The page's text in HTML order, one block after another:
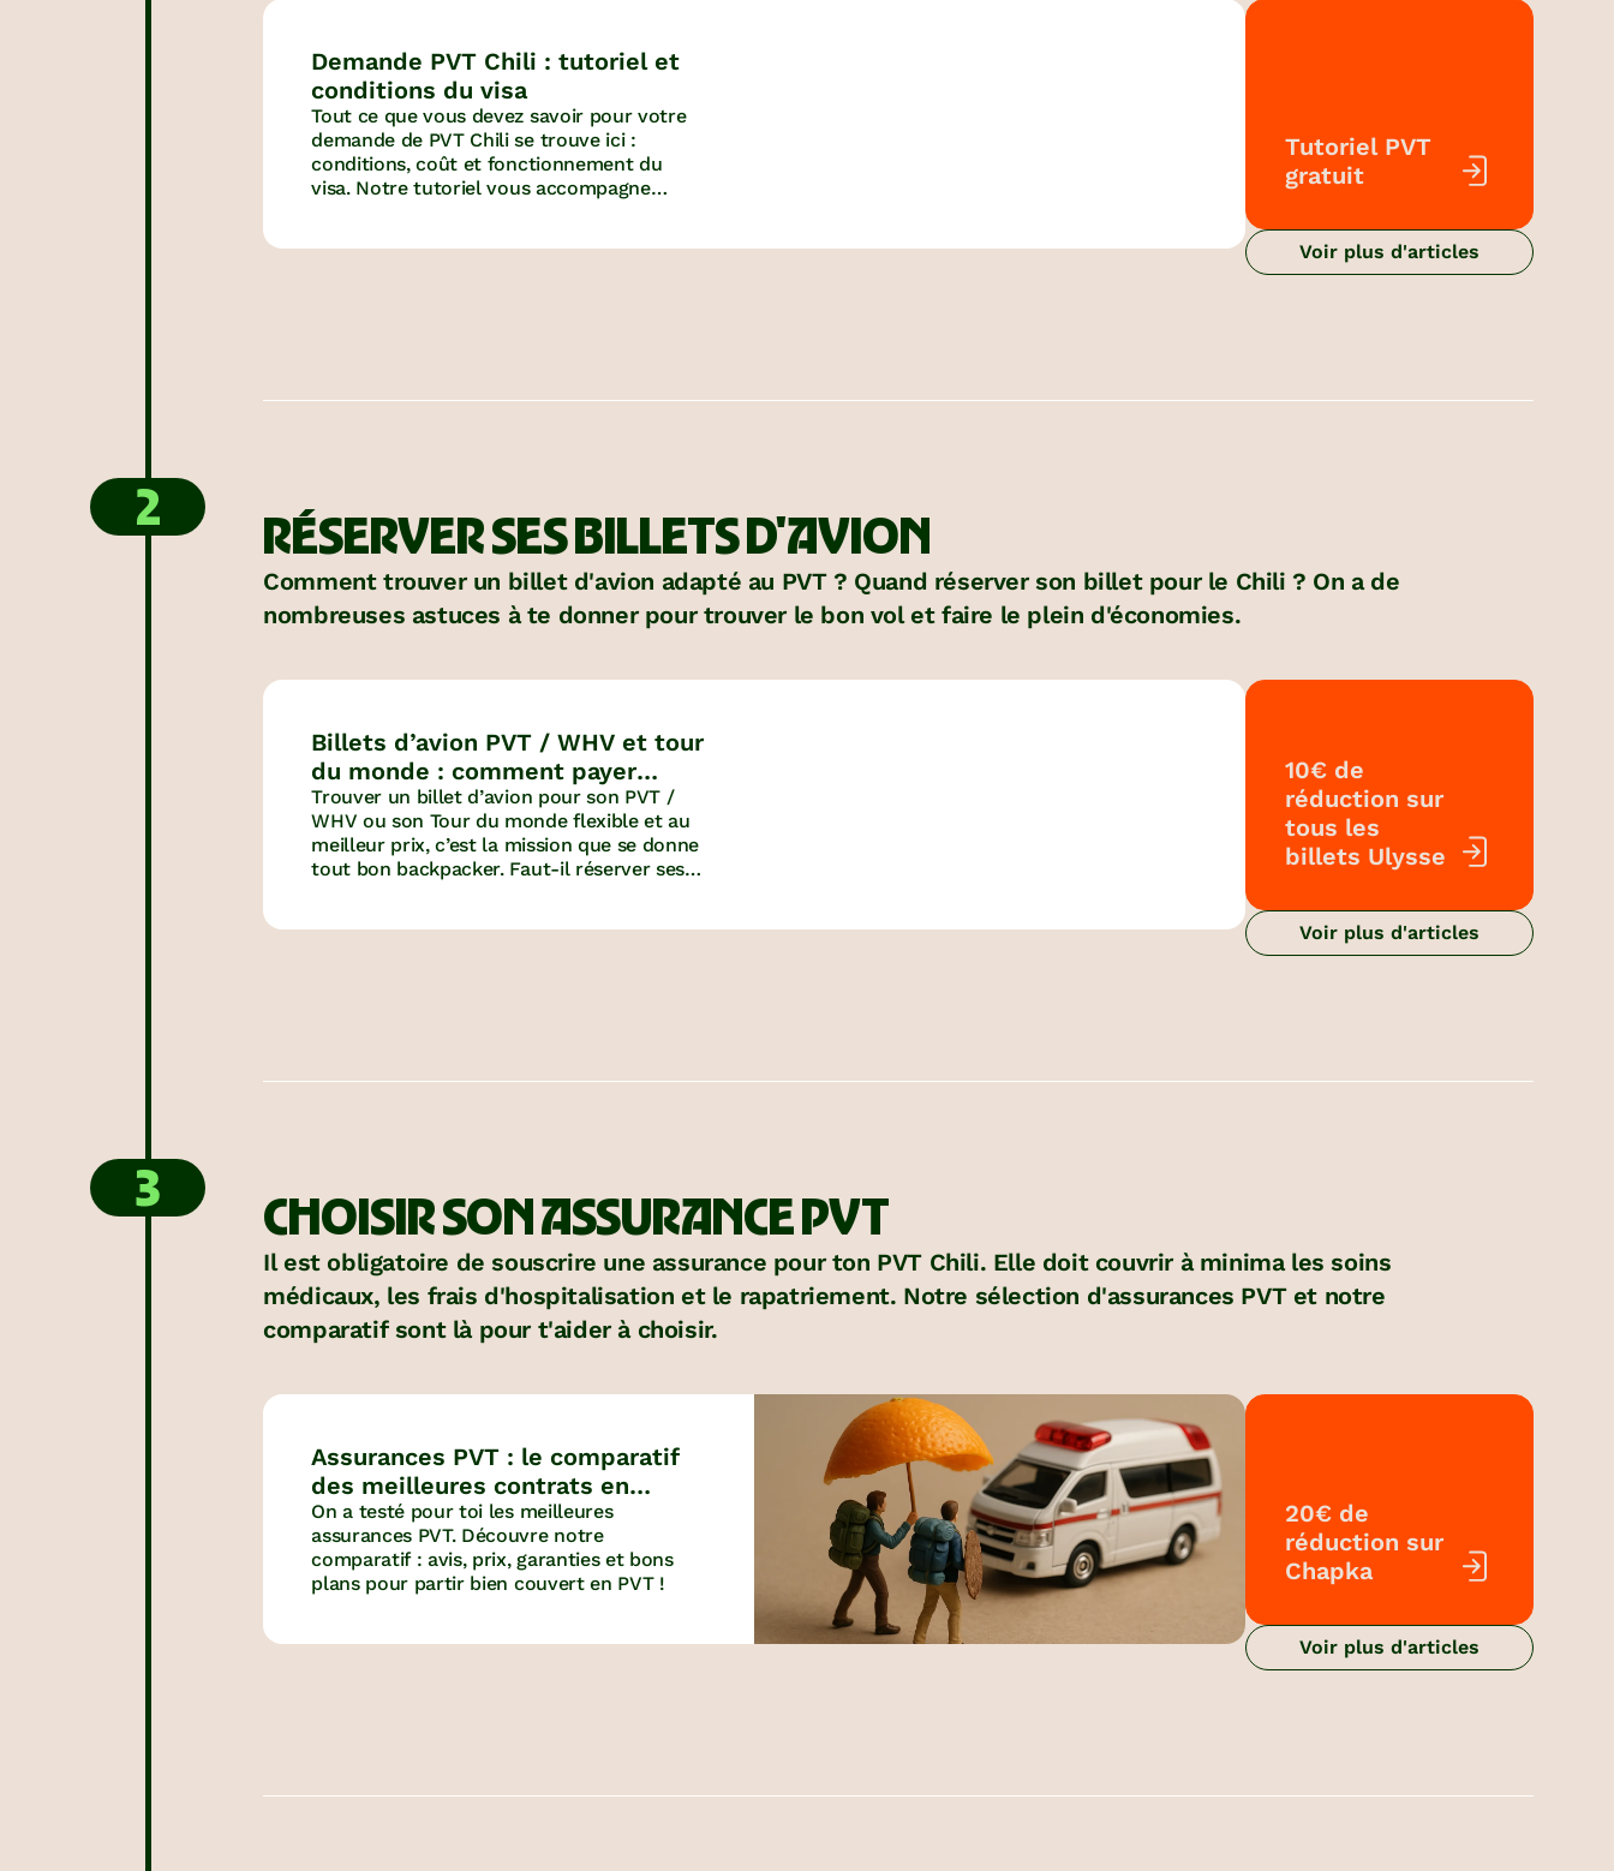
Demande PVT Chili : tutoriel et
conditions du visa
Tout ce que vous devez savoir pour votre
demande de PVT Chili se trouve ici :
conditions, coût et fonctionnement du
visa. Notre tutoriel vous accompagne
Tutoriel PVT
gratuit
Voir plus d'articles
2 RÉSERVER SES BILLETS D'AVION
Comment trouver un billet d'avion adapté au PVT ? Quand réserver son billet pour le Chili ? On a de
nombreuses astuces à te donner pour trouver le bon vol et faire le plein d'économies.
Billets d’avion PVT / WHV et tour
du monde : comment payer
moins cher ?
Trouver un billet d’avion pour son PVT /
WHV ou son Tour du monde flexible et au
meilleur prix, c’est la mission que se donne
tout bon backpacker. Faut-il réserver ses
10€ de
réduction sur
tous les
billets Ulysse
Voir plus d'articles
3 CHOISIR SON ASSURANCE PVT
Il est obligatoire de souscrire une assurance pour ton PVT Chili. Elle doit couvrir à minima les soins
médicaux, les frais d'hospitalisation et le rapatriement. Notre sélection d'assurances PVT et notre
comparatif sont là pour t'aider à choisir.
Assurances PVT : le comparatif
des meilleures contrats en
voyage
On a testé pour toi les meilleures
assurances PVT. Découvre notre
comparatif : avis, prix, garanties et bons
plans pour partir bien couvert en PVT !
20€ de
réduction sur
Chapka
Voir plus d'articles